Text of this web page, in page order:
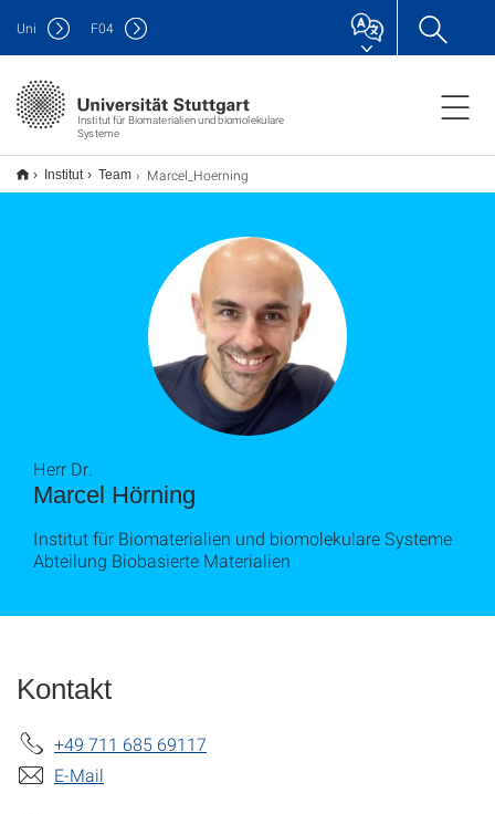
Institut für Biomaterialien und biomolekulare
Systeme
Uni F04
Institut Team Marcel_Hoerning
Marcel Hörning
Herr Dr.
Institut für Biomaterialien und biomolekulare Systeme
Abteilung Biobasierte Materialien
Kontakt
+49 711 685 69117
E-Mail